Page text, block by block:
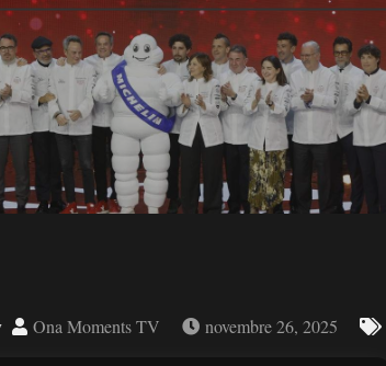
Ona Moments TV novembre 26, 2025